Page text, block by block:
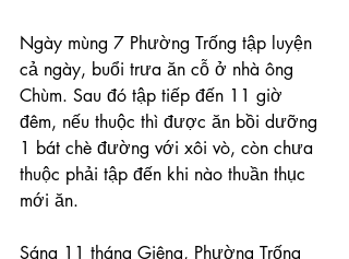
Ngày mùng 7 Phường Trống tập luyện
cả ngày, buổi trưa ăn cỗ ở nhà ông
Chùm. Sau đó tập tiếp đến 11 giờ
đêm, nếu thuộc thì được ăn bồi dưỡng
1 bát chè đường với xôi vò, còn chưa
thuộc phải tập đến khi nào thuần thục
mới ăn.
Sáng 11 tháng Giêng, Phường Trống